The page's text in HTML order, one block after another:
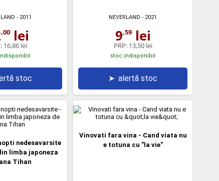
- 2011
,00 lei
16,86 lei
stoc
NEVERLAND - 2021
9,59lei
PRP: 13,50 lei
stoc indisponibil
➤ alertă stoc
nedesavarsite
limba japoneza
Tihan
Vinovati fara vina - Cand viata nu
e totuna cu "la vie"